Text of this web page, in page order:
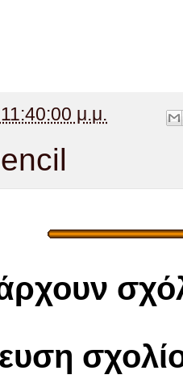
μ.μ.